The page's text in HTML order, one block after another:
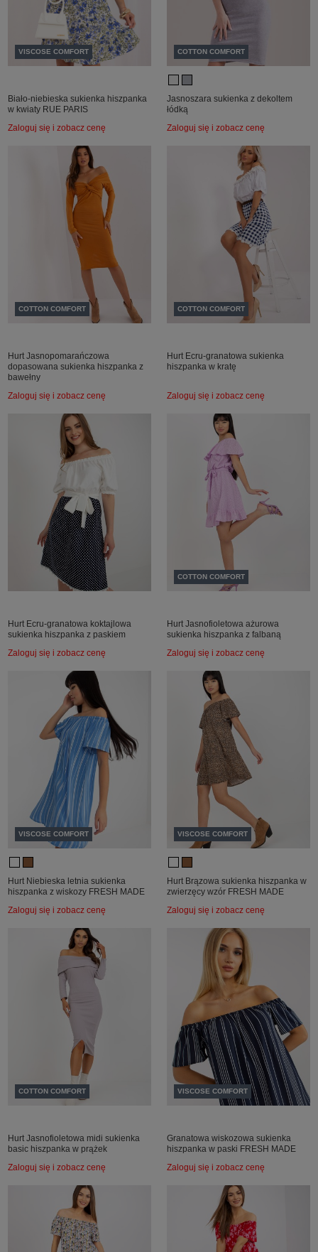
VISCOSE COMFORT
Biało-niebieska sukienka hiszpanka
w kwiaty RUE PARIS
Zaloguj się i zobacz cenę
COTTON COMFORT
Jasnoszara sukienka z dekoltem
łódką
Zaloguj się i zobacz cenę
COTTON COMFORT
Hurt Jasnopomarańczowa
dopasowana sukienka hiszpanka z
bawełny
Zaloguj się i zobacz cenę
COTTON COMFORT
Hurt Ecru-granatowa sukienka
hiszpanka w kratę
Zaloguj się i zobacz cenę
Hurt Ecru-granatowa koktajlowa
sukienka hiszpanka z paskiem
Zaloguj się i zobacz cenę
COTTON COMFORT
Hurt Jasnofioletowa ażurowa
sukienka hiszpanka z falbaną
Zaloguj się i zobacz cenę
VISCOSE COMFORT
Hurt Niebieska letnia sukienka
hiszpanka z wiskozy FRESH MADE
Zaloguj się i zobacz cenę
VISCOSE COMFORT
Hurt Brązowa sukienka hiszpanka w
zwierzęcy wzór FRESH MADE
Zaloguj się i zobacz cenę
COTTON COMFORT
Hurt Jasnofioletowa midi sukienka
basic hiszpanka w prążek
Zaloguj się i zobacz cenę
VISCOSE COMFORT
Granatowa wiskozowa sukienka
hiszpanka w paski FRESH MADE
Zaloguj się i zobacz cenę